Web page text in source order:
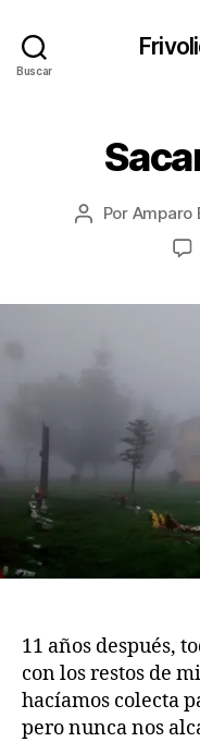
Buscar
Categorías
Autor
Por Amparo
11 años después,
con los restos de
hacíamos colecta
pero nunca nos